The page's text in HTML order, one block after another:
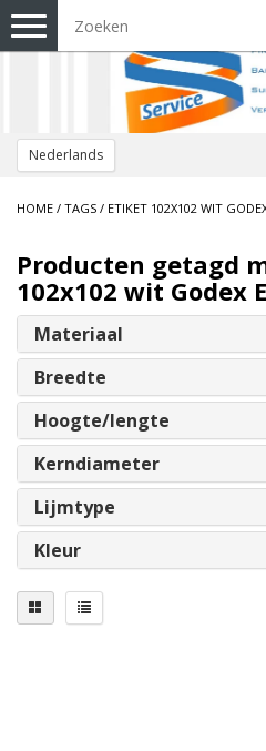
Nederlands
Toggle
navigation
HOME / TAGS / ETIKET 102X102 WIT
Producten getagd
102x102 wit Godex
Materiaal
Breedte
Hoogte/lengte
Kerndiameter
Lijmtype
Kleur